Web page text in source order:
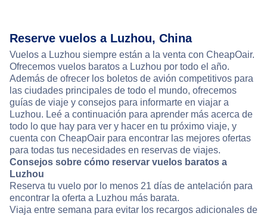
Reserve vuelos a Luzhou, China
Vuelos a Luzhou siempre están a la venta con CheapOair.
Ofrecemos vuelos baratos a Luzhou por todo el año.
Además de ofrecer los boletos de avión competitivos para
las ciudades principales de todo el mundo, ofrecemos
guías de viaje y consejos para informarte en viajar a
Luzhou. Leé a continuación para aprender más acerca de
todo lo que hay para ver y hacer en tu próximo viaje, y
cuenta con CheapOair para encontrar las mejores ofertas
para todas tus necesidades en reservas de viajes.
Consejos sobre cómo reservar vuelos baratos a
Luzhou
Reserva tu vuelo por lo menos 21 días de antelación para
encontrar la oferta a Luzhou más barata.
Viaja entre semana para evitar los recargos adicionales de